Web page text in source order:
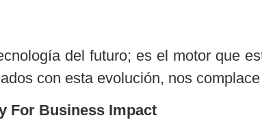
del futuro; es el motor que
con esta evolución, nos
For Business Impact